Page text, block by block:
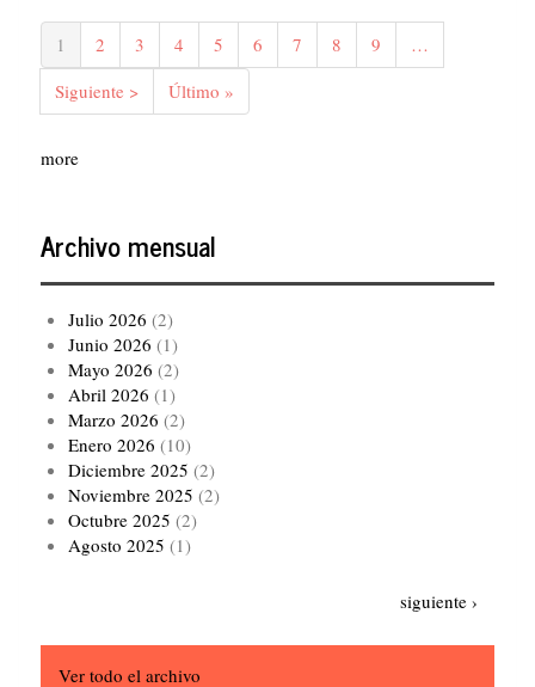
Paginación
Página
actual
1 Página
2 Página
3 Página
4 Página
5 Página
6 Página
7 Página
8 Página
9
…
Siguiente
página
Siguiente >
Última
página
Último »
more
Archivo mensual
Julio 2026 (2)
Junio 2026 (1)
Mayo 2026 (2)
Abril 2026 (1)
Marzo 2026 (2)
Enero 2026 (10)
Diciembre 2025 (2)
Noviembre 2025 (2)
Octubre 2025 (2)
Agosto 2025 (1)
Siguiente
siguiente ›
Ver todo el archivo